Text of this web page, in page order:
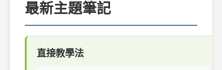
最新主題筆記
直接教學法